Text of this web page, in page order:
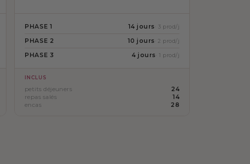
PHASE 1 14 jours · 3 prod/j
PHASE 2 10 jours · 2 prod/j
PHASE 3 4 jours · 1 prod/j
INCLUS
petits déjeuners
24
repas salés
14
encas
28